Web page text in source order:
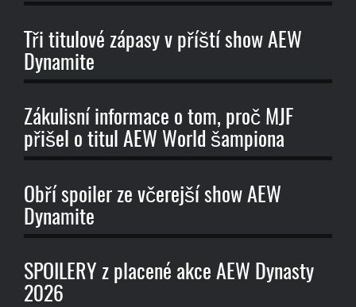
Tři titulové zápasy v příští show AEW
Dynamite
Zákulisní informace o tom, proč MJF
přišel o titul AEW World šampiona
Obří spoiler ze včerejší show AEW
Dynamite
SPOILERY z placené akce AEW Dynasty
2026